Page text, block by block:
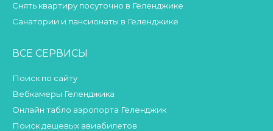
Снять квартиру посуточно в Геленджике
Санатории и пансионаты в Геленджике
ВСЕ СЕРВИСЫ
Поиск по сайту
Вебкамеры Геленджика
Онлайн табло аэропорта Геленджик
Поиск дешевых авиабилетов